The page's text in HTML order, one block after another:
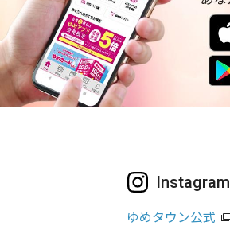
Instagram
ゆめタウン公式